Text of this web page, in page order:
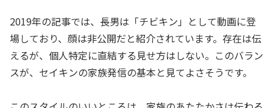
2019年の記事では、長男は「チビキン」として動画に登
場しており、顔は非公開だと紹介されています。存在は伝
えるが、個人特定に直結する見せ方はしない。このバラン
スが、セイキンの家族発信の基本と見てよさそうです。